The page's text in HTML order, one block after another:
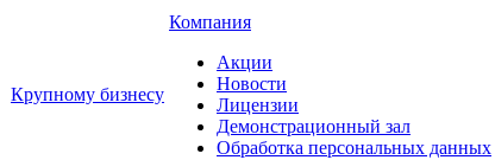
Крупному бизнесу
Компания
Акции
Новости
Лицензии
Демонстрационный зал
Обработка персональных данных